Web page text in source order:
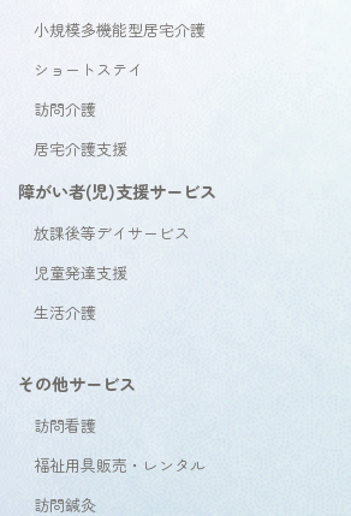
小規模多機能型居宅介護
ショートステイ
訪問介護
居宅介護支援
障がい者(児)支援サービス
放課後等デイサービス
児童発達支援
生活介護
その他サービス
訪問看護
福祉用具販売・レンタル
訪問鍼灸